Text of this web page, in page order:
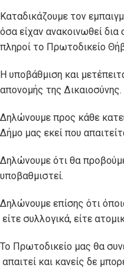
Καταδικάζουμε τον
όσα είχαν ανακοινωθεί
πληροί το Πρωτοδικείο
Η υποβάθμιση και
απονομής της
Δηλώνουμε προς κάθε
Δήμο μας εκεί που
Δηλώνουμε ότι θα
υποβαθμιστεί.
Δηλώνουμε επίσης ότι
είτε συλλογικά, είτε
Το Πρωτοδικείο μας θα
απαιτεί και κανείς δε